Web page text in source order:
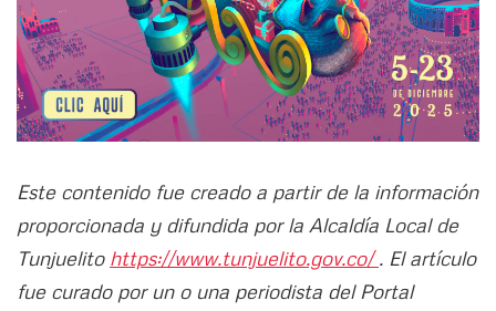
Este contenido fue creado a partir de la información
proporcionada y difundida por la Alcaldía Local de
Tunjuelito https://www.tunjuelito.gov.co/. El artículo
fue curado por un o una periodista del Portal